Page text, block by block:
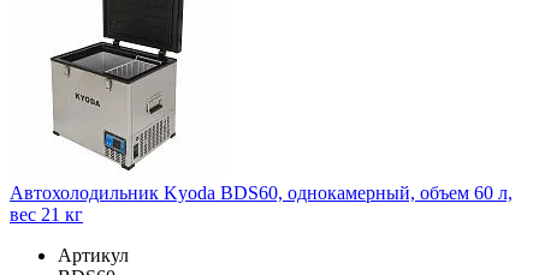
Автохолодильник Kyoda BDS60, однокамерный, объем 60 л,
вес 21 кг
Артикул